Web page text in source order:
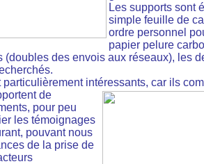
Les supports sont
simple feuille de
ordre personnel
papier pelure
(doubles des envois aux réseaux), les
particulièrement intéressants, car ils
de
pour peu
les témoignages
pouvant nous
de la prise de